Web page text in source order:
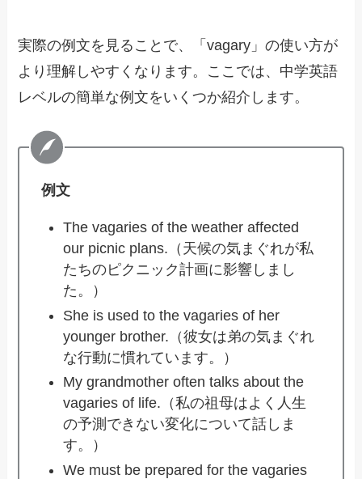
実際の例文を見ることで、「vagary」の使い方が
より理解しやすくなります。ここでは、中学英語
レベルの簡単な例文をいくつか紹介します。
例文
The vagaries of the weather affected
our picnic plans.（天候の気まぐれが私
たちのピクニック計画に影響しまし
た。）
She is used to the vagaries of her
younger brother.（彼女は弟の気まぐれ
な行動に慣れています。）
My grandmother often talks about the
vagaries of life.（私の祖母はよく人生
の予測できない変化について話しま
す。）
We must be prepared for the vagaries